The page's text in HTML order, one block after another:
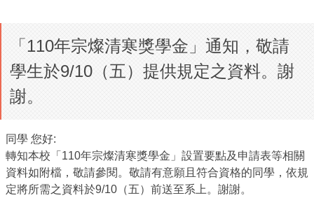
「110年宗燦清寒獎學金」通知，敬請
學生於9/10（五）提供規定之資料。謝
謝。
同學 您好:
轉知本校「110年宗燦清寒獎學金」設置要點及申請表等相關
資料如附檔，敬請參閱。敬請有意願且符合資格的同學，依規
定將所需之資料於9/10（五）前送至系上。謝謝。